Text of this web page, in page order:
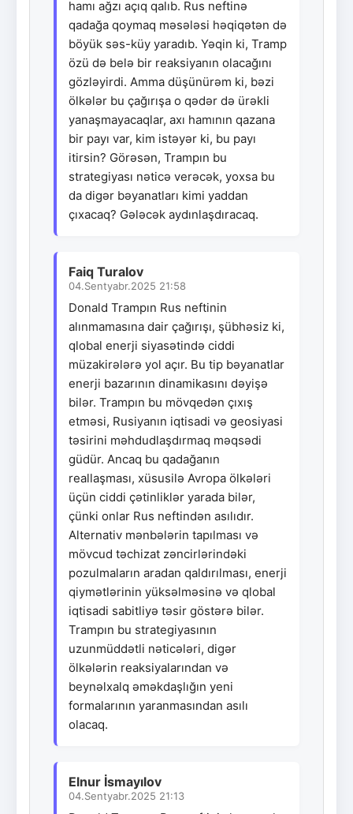
hamı ağzı açıq qalıb. Rus neftinə
qadağa qoymaq məsələsi həqiqətən də
böyük səs-küy yaradıb. Yəqin ki, Tramp
özü də belə bir reaksiyanın olacağını
gözləyirdi. Amma düşünürəm ki, bəzi
ölkələr bu çağırışa o qədər də ürəkli
yanaşmayacaqlar, axı hamının qazana
bir payı var, kim istəyər ki, bu payı
itirsin? Görəsən, Trampın bu
strategiyası nəticə verəcək, yoxsa bu
da digər bəyanatları kimi yaddan
çıxacaq? Gələcək aydınlaşdıracaq.
Faiq Turalov
04.Sentyabr.2025 21:58
Donald Trampın Rus neftinin
alınmamasına dair çağırışı, şübhəsiz ki,
qlobal enerji siyasətində ciddi
müzakirələrə yol açır. Bu tip bəyanatlar
enerji bazarının dinamikasını dəyişə
bilər. Trampın bu mövqedən çıxış
etməsi, Rusiyanın iqtisadi və geosiyasi
təsirini məhdudlaşdırmaq məqsədi
güdür. Ancaq bu qadağanın
reallaşması, xüsusilə Avropa ölkələri
üçün ciddi çətinliklər yarada bilər,
çünki onlar Rus neftindən asılıdır.
Alternativ mənbələrin tapılması və
mövcud təchizat zəncirlərindəki
pozulmaların aradan qaldırılması, enerji
qiymətlərinin yüksəlməsinə və qlobal
iqtisadi sabitliyə təsir göstərə bilər.
Trampın bu strategiyasının
uzunmüddətli nəticələri, digər
ölkələrin reaksiyalarından və
beynəlxalq əməkdaşlığın yeni
formalarının yaranmasından asılı
olacaq.
Elnur İsmayılov
04.Sentyabr.2025 21:13